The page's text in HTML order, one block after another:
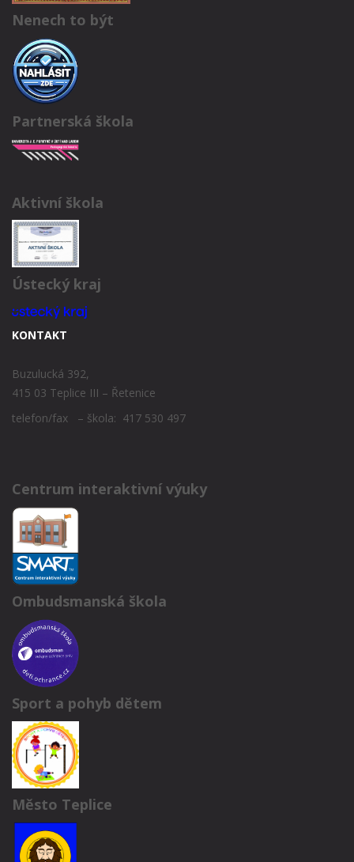
Nenech to být
Partnerská škola
Aktivní škola
Ústecký kraj
KONTAKT
Buzulucká 392,
415 03 Teplice III – Řetenice
telefon/fax – škola: 417 530 497
Centrum interaktivní výuky
Ombudsmanská škola
Sport a pohyb dětem
Město Teplice